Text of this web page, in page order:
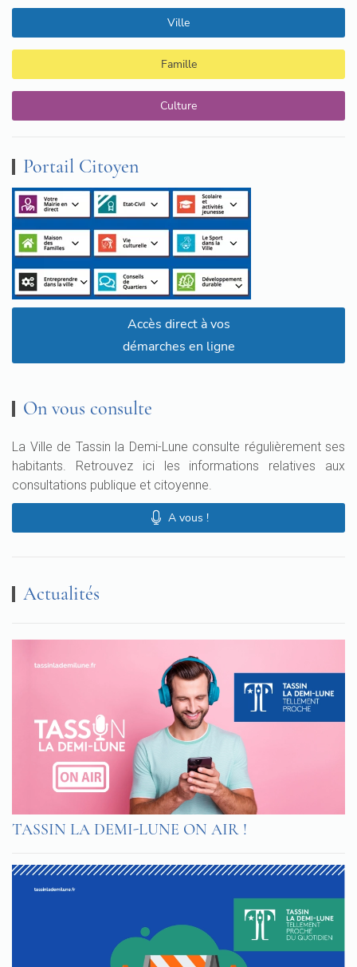
Ville
Famille
Culture
Portail Citoyen
Accès direct à vos
démarches en ligne
On vous consulte
La Ville de Tassin la Demi-Lune consulte régulièrement ses
habitants. Retrouvez ici les informations relatives aux
consultations publique et citoyenne.
A vous !
Actualités
TASSIN LA DEMI-LUNE ON AIR !